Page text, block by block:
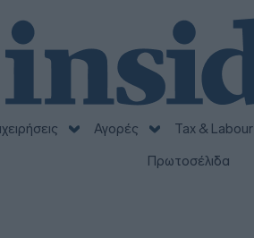
Αγορές Tax & Labour
Πρωτοσέλιδα